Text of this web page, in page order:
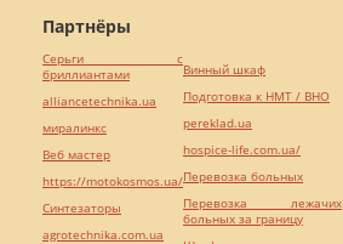
Партнёры
Серьги с
бриллиантами
alliancetechnika.ua
миралинкс
Веб мастер
https://motokosmos.ua/
Синтезаторы
agrotechnika.com.ua
Винный шкаф
Подготовка к НМТ / ВНО
pereklad.ua
hospice-life.com.ua/
Перевозка больных
Перевозка лежачих
больных за границу